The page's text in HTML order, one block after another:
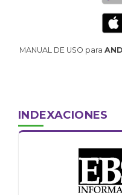
MANUAL DE USO para
INDEXACIONES